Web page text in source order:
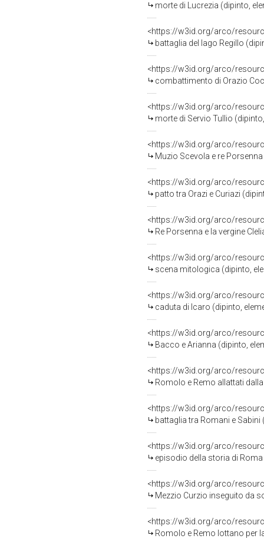
morte di Lucrezia (dipinto,
<https://w3id.org/arco/
battaglia del lago Regillo
<https://w3id.org/arco/
combattimento di Orazio Coclite
<https://w3id.org/arco/
morte di Servio Tullio
<https://w3id.org/arco/
Muzio Scevola e re
<https://w3id.org/arco/
patto tra Orazi e Curiazi
<https://w3id.org/arco/
Re Porsenna e la vergine
<https://w3id.org/arco/
scena mitologica (dipinto,
<https://w3id.org/arco/
caduta di Icaro (dipinto,
<https://w3id.org/arco/
Bacco e Arianna (dipinto,
<https://w3id.org/arco/
Romolo e Remo allattati
<https://w3id.org/arco/
battaglia tra Romani e
<https://w3id.org/arco/
episodio della storia di
<https://w3id.org/arco/
Mezzio Curzio inseguito da
<https://w3id.org/arco/
Romolo e Remo lottano per la